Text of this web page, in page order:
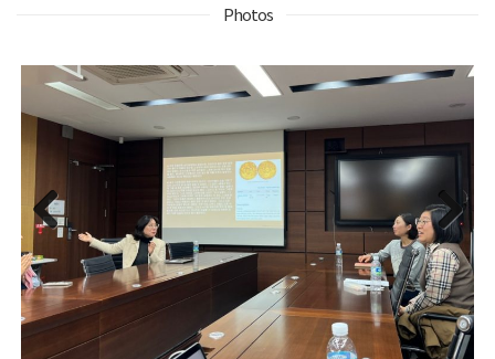
Photos
Previous Next